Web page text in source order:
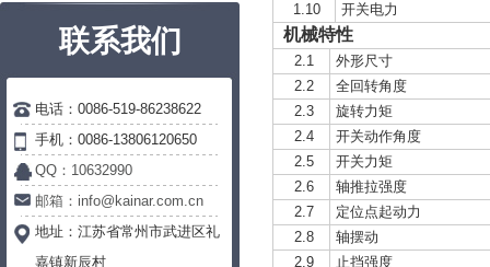
联系我们
电话：0086-519-86238622
手机：0086-13806120650
QQ：10632990
邮箱：info@kainar.com.cn
地址： 江苏省常州市武进区礼
嘉镇新辰村
1.10
开关电力
机械特性
2.1
外形尺寸
2.2
全回转角度
2.3
旋转力矩
2.4
开关动作角度
2.5
开关力矩
2.6
轴推拉强度
2.7
定位点起动力
2.8
轴摆动
2.9
止挡强度